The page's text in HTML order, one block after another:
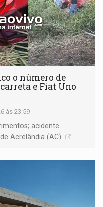
o número de
e Fiat Uno
às 23:59
acidente
Acrelândia (AC)